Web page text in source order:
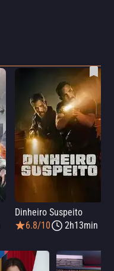
Dinheiro Suspeito
6.8/10
2h13min